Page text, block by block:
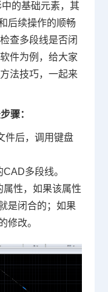
中的基础元素，其
后续操作的顺畅
查多段线是否闭
件为例，给大家
法技巧，一起来
骤：
件后，调用键盘
多段线。
性，如果该属性
是闭合的；如果
修改。